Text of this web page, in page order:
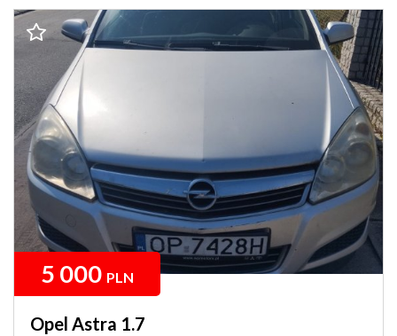
5 000 PLN
Opel Astra 1.7